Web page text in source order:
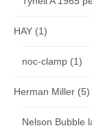
HAY (1)
noc-clamp (1)
Herman Miller (5)
Nelson Bubble